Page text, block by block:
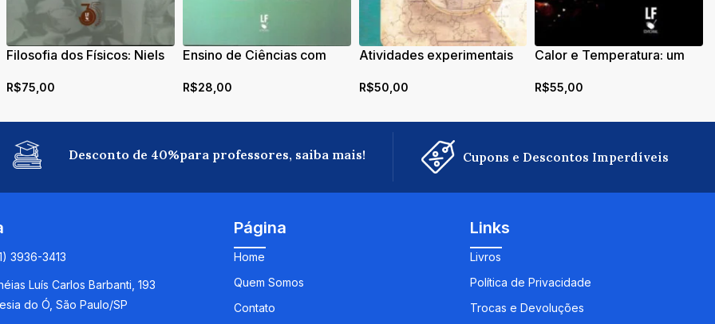
Filosofia dos Físicos: Niels
R$75,00
Ensino de Ciências com
R$28,00
Atividades experimentais
Química: uma abordagem
R$50,00
Calor e Temperatura: um
R$55,00
Desconto de 40%para professores, saiba mais! Cupons e Descontos Imperdíveis
3936-3413
Luís Carlos Barbanti, 193
do Ó, São Paulo/SP
Página
Home
Quem Somos
Contato
Links
Livros
Política de Privacidade
Trocas e Devoluções